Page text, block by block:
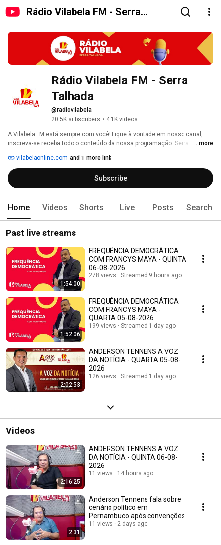
Rádio Vilabela FM - Serra
Rádio Vilabela FM - Serra
Talhada
@radiovilabela
20.5K subscribers • 4.1K videos
A Vilabela FM está sempre com você! Fique à vontade em nosso canal,
inscreva-se receba todo o conteúdo da nossa programação. Serra
...more
vilabelaonline.com and 1 more link
Subscribe
Home Videos Shorts Live Posts Search
Past live streams
1:54:00
FREQUÊNCIA DEMOCRÁTICA
COM FRANCYS MAYA - QUINTA
06-08-2026
278 views Streamed 9 hours ago
1:52:06
FREQUÊNCIA DEMOCRÁTICA
COM FRANCYS MAYA -
QUARTA 05-08-2026
199 views Streamed 1 day ago
2:02:53
ANDERSON TENNENS A VOZ
DA NOTÍCIA - QUARTA 05-08-
2026
126 views Streamed 1 day ago
Videos
2:16:25
ANDERSON TENNENS A VOZ
DA NOTÍCIA - QUINTA 06-08-
2026
11 views 14 hours ago
2:31
Anderson Tennens fala sobre
cenário político em
Pernambuco após convenções
11 views 2 days ago